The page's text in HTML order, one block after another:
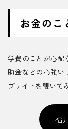
お金のこ
学費のことが心配
助金などの心強い
ブサイトを覗いて
福